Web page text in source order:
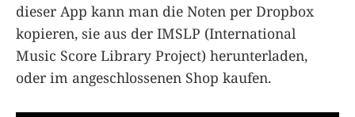
dieser App kann man die Noten per Dropbox
kopieren, sie aus der IMSLP (International
Music Score Library Project) herunterladen,
oder im angeschlossenen Shop kaufen.